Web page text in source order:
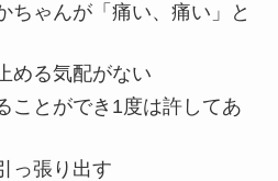
ちゃんが「痛い、痛い」と
める気配がない
ことができ1度は許してあ
っ張り出す